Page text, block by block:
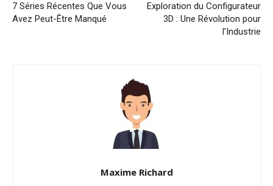
7 Séries Récentes Que Vous
Avez Peut-Être Manqué
Exploration du Configurateur
3D : Une Révolution pour
l’Industrie
Maxime Richard